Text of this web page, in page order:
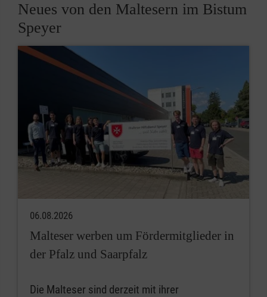
Neues von den Maltesern im Bistum
Speyer
06.08.2026
Malteser werben um Fördermitglieder in
der Pfalz und Saarpfalz
Die Malteser sind derzeit mit ihrer